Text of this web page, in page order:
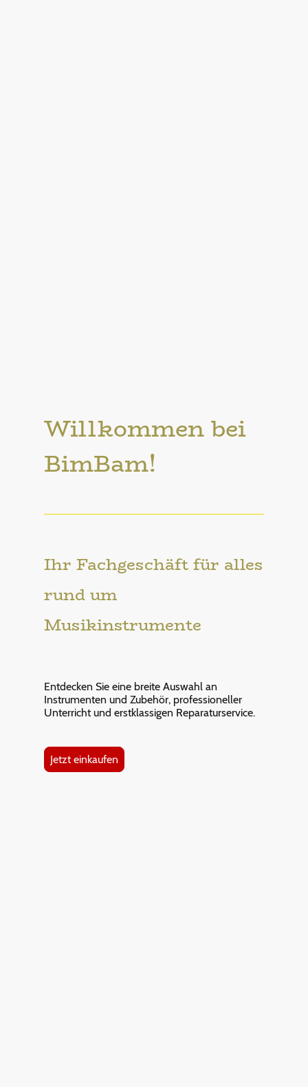
Willkommen bei
BimBam!
Ihr Fachgeschäft für alles
rund um
Musikinstrumente
Entdecken Sie eine breite Auswahl an
Instrumenten und Zubehör, professioneller
Unterricht und erstklassigen Reparaturservice.
Jetzt einkaufen